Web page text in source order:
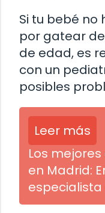
Si tu bebé
por gatear
de edad, es
con un
posibles
Leer más
Los
en Madrid: